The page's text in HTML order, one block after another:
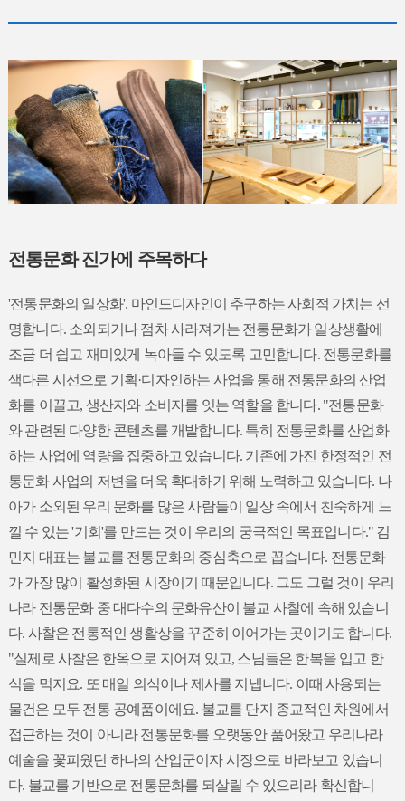
전통문화 진가에 주목하다
'전통문화의 일상화'. 마인드디자인이 추구하는 사회적 가치는 선
명합니다. 소외되거나 점차 사라져가는 전통문화가 일상생활에
조금 더 쉽고 재미있게 녹아들 수 있도록 고민합니다. 전통문화를
색다른 시선으로 기획·디자인하는 사업을 통해 전통문화의 산업
화를 이끌고, 생산자와 소비자를 잇는 역할을 합니다. "전통문화
와 관련된 다양한 콘텐츠를 개발합니다. 특히 전통문화를 산업화
하는 사업에 역량을 집중하고 있습니다. 기존에 가진 한정적인 전
통문화 사업의 저변을 더욱 확대하기 위해 노력하고 있습니다. 나
아가 소외된 우리 문화를 많은 사람들이 일상 속에서 친숙하게 느
낄 수 있는 '기회'를 만드는 것이 우리의 궁극적인 목표입니다." 김
민지 대표는 불교를 전통문화의 중심축으로 꼽습니다. 전통문화
가 가장 많이 활성화된 시장이기 때문입니다. 그도 그럴 것이 우리
나라 전통문화 중 대다수의 문화유산이 불교 사찰에 속해 있습니
다. 사찰은 전통적인 생활상을 꾸준히 이어가는 곳이기도 합니다.
"실제로 사찰은 한옥으로 지어져 있고, 스님들은 한복을 입고 한
식을 먹지요. 또 매일 의식이나 제사를 지냅니다. 이때 사용되는
물건은 모두 전통 공예품이에요. 불교를 단지 종교적인 차원에서
접근하는 것이 아니라 전통문화를 오랫동안 품어왔고 우리나라
예술을 꽃피웠던 하나의 산업군이자 시장으로 바라보고 있습니
다. 불교를 기반으로 전통문화를 되살릴 수 있으리라 확신합니